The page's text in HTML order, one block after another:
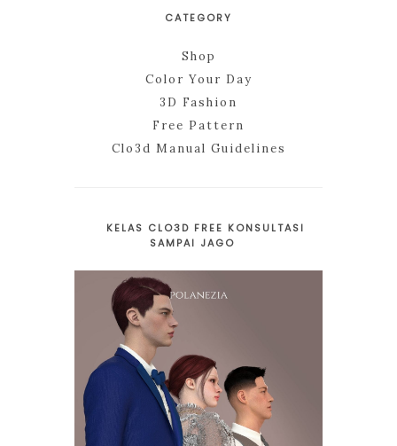
CATEGORY
Shop
Color Your Day
3D Fashion
Free Pattern
Clo3d Manual Guidelines
KELAS CLO3D FREE KONSULTASI
SAMPAI JAGO